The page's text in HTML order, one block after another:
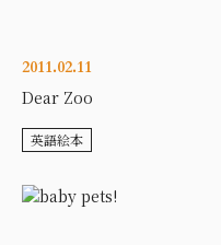
2011.02.11
Dear Zoo
英語絵本